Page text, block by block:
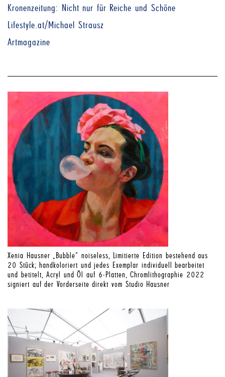
Kronenzeitung: Nicht nur für Reiche und Schöne
Lifestyle.at/Michael Strausz
Artmagazine
Xenia Hausner „Bubble“ noiseless, Limitierte Edition bestehend aus
20 Stück; handkoloriert und jedes Exemplar individuell bearbeitet
und betitelt, Acryl und Öl auf 6-Platten, Chromlithographie 2022
signiert auf der Vorderseite direkt vom Studio Hausner